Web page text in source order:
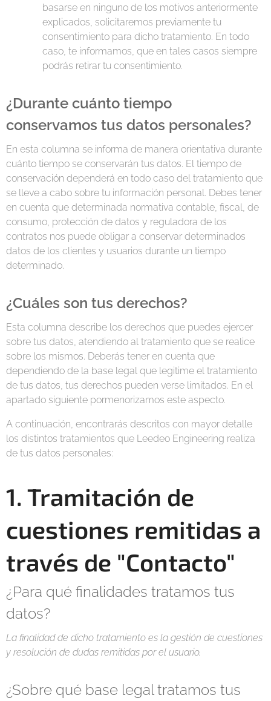
basarse en ninguno de los motivos anteriormente
explicados, solicitaremos previamente tu
consentimiento para dicho tratamiento. En todo
caso, te informamos, que en tales casos siempre
podrás retirar tu consentimiento.
¿Durante cuánto tiempo
conservamos tus datos personales?
En esta columna se informa de manera orientativa durante
cuánto tiempo se conservarán tus datos. El tiempo de
conservación dependerá en todo caso del tratamiento que
se lleve a cabo sobre tu información personal. Debes tener
en cuenta que determinada normativa contable, fiscal, de
consumo, protección de datos y reguladora de los
contratos nos puede obligar a conservar determinados
datos de los clientes y usuarios durante un tiempo
determinado.
¿Cuáles son tus derechos?
Esta columna describe los derechos que puedes ejercer
sobre tus datos, atendiendo al tratamiento que se realice
sobre los mismos. Deberás tener en cuenta que
dependiendo de la base legal que legitime el tratamiento
de tus datos, tus derechos pueden verse limitados. En el
apartado siguiente pormenorizamos este aspecto.
A continuación, encontrarás descritos con mayor detalle
los distintos tratamientos que Leedeo Engineering realiza
de tus datos personales:
1. Tramitación de
cuestiones remitidas a
través de "Contacto"
¿Para qué finalidades tratamos tus
datos?
La finalidad de dicho tratamiento es la gestión de cuestiones
y resolución de dudas remitidas por el usuario.
¿Sobre qué base legal tratamos tus